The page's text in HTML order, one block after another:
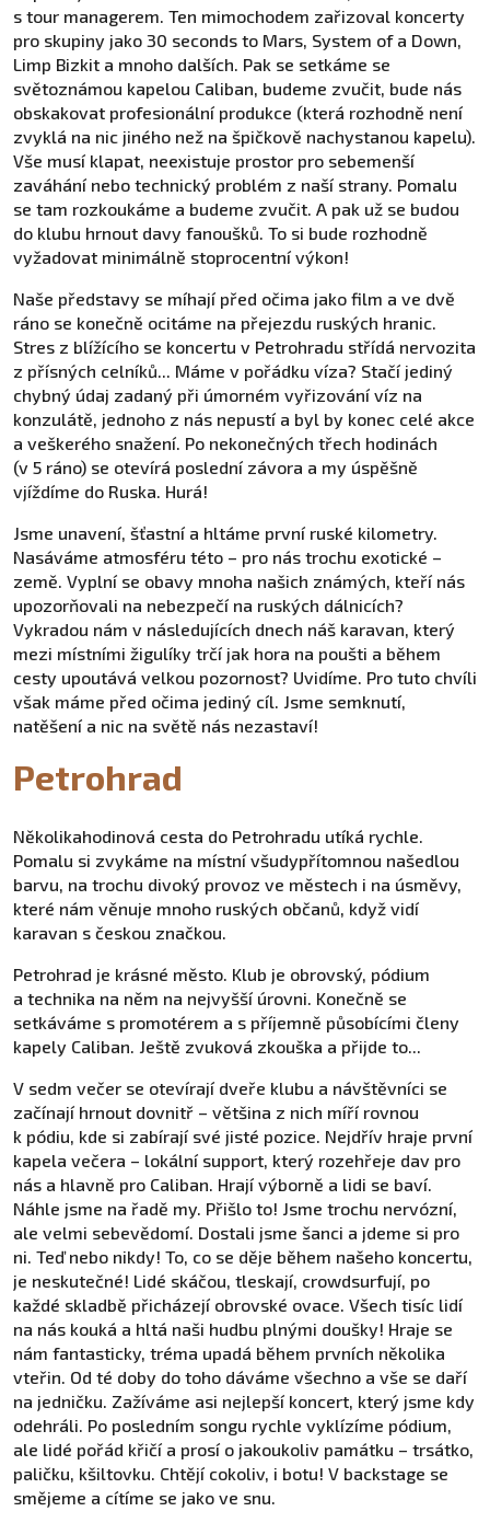
s tour managerem. Ten mimochodem zařizoval koncerty
pro skupiny jako 30 seconds to Mars, System of a Down,
Limp Bizkit a mnoho dalších. Pak se setkáme se
světoznámou kapelou Caliban, budeme zvučit, bude nás
obskakovat profesionální produkce (která rozhodně není
zvyklá na nic jiného než na špičkově nachystanou kapelu).
Vše musí klapat, neexistuje prostor pro sebemenší
zaváhání nebo technický problém z naší strany. Pomalu
se tam rozkoukáme a budeme zvučit. A pak už se budou
do klubu hrnout davy fanoušků. To si bude rozhodně
vyžadovat minimálně stoprocentní výkon!
Naše představy se míhají před očima jako film a ve dvě
ráno se konečně ocitáme na přejezdu ruských hranic.
Stres z blížícího se koncertu v Petrohradu střídá nervozita
z přísných celníků... Máme v pořádku víza? Stačí jediný
chybný údaj zadaný při úmorném vyřizování víz na
konzulátě, jednoho z nás nepustí a byl by konec celé akce
a veškerého snažení. Po nekonečných třech hodinách
(v 5 ráno) se otevírá poslední závora a my úspěšně
vjíždíme do Ruska. Hurá!
Jsme unavení, šťastní a hltáme první ruské kilometry.
Nasáváme atmosféru této – pro nás trochu exotické –
země. Vyplní se obavy mnoha našich známých, kteří nás
upozorňovali na nebezpečí na ruských dálnicích?
Vykradou nám v následujících dnech náš karavan, který
mezi místními žigulíky trčí jak hora na poušti a během
cesty upoutává velkou pozornost? Uvidíme. Pro tuto chvíli
však máme před očima jediný cíl. Jsme semknutí,
natěšení a nic na světě nás nezastaví!
Petrohrad
Několikahodinová cesta do Petrohradu utíká rychle.
Pomalu si zvykáme na místní všudypřítomnou našedlou
barvu, na trochu divoký provoz ve městech i na úsměvy,
které nám věnuje mnoho ruských občanů, když vidí
karavan s českou značkou.
Petrohrad je krásné město. Klub je obrovský, pódium
a technika na něm na nejvyšší úrovni. Konečně se
setkáváme s promotérem a s příjemně působícími členy
kapely Caliban. Ještě zvuková zkouška a přijde to...
V sedm večer se otevírají dveře klubu a návštěvníci se
začínají hrnout dovnitř – většina z nich míří rovnou
k pódiu, kde si zabírají své jisté pozice. Nejdřív hraje první
kapela večera – lokální support, který rozehřeje dav pro
nás a hlavně pro Caliban. Hrají výborně a lidi se baví.
Náhle jsme na řadě my. Přišlo to! Jsme trochu nervózní,
ale velmi sebevědomí. Dostali jsme šanci a jdeme si pro
ni. Teď nebo nikdy! To, co se děje během našeho koncertu,
je neskutečné! Lidé skáčou, tleskají, crowdsurfují, po
každé skladbě přicházejí obrovské ovace. Všech tisíc lidí
na nás kouká a hltá naši hudbu plnými doušky! Hraje se
nám fantasticky, tréma upadá během prvních několika
vteřin. Od té doby do toho dáváme všechno a vše se daří
na jedničku. Zažíváme asi nejlepší koncert, který jsme kdy
odehráli. Po posledním songu rychle vyklízíme pódium,
ale lidé pořád křičí a prosí o jakoukoliv památku – trsátko,
paličku, kšiltovku. Chtějí cokoliv, i botu! V backstage se
smějeme a cítíme se jako ve snu.